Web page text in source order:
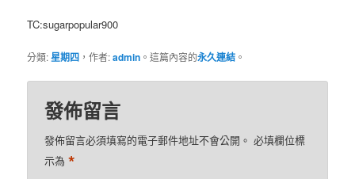
TC:sugarpopular900
分類:星期四 ，作者:admin 。這篇內容的永久連結 。
發佈留言
發佈留言必須填寫的電子郵件地址不會公開。 必填欄位標
示為*